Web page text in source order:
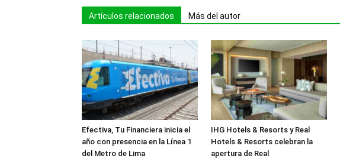
Artículos relacionados Más del autor
Efectiva, Tu Financiera inicia el
año con presencia en la Línea 1
del Metro de Lima
IHG Hotels & Resorts y Real
Hotels & Resorts celebran la
apertura de Real